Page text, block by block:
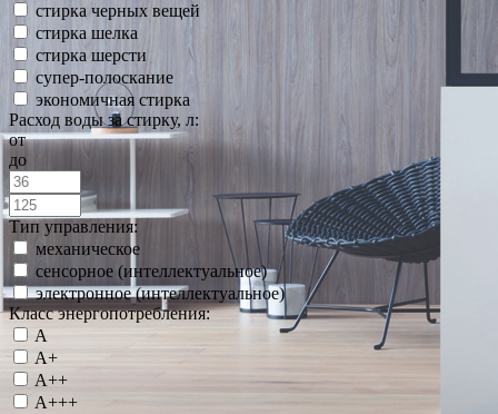
стирка черных вещей
стирка шелка
стирка шерсти
супер-полоскание
экономичная стирка
Расход воды за стирку, л:
от
до
Тип управления:
механическое
сенсорное (интеллектуальное)
электронное (интеллектуальное)
Класс энергопотребления:
A
A+
A++
A+++